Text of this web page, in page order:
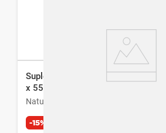
Suplemento Dietario Natural Life
x 55 un
Natural Life
-15%